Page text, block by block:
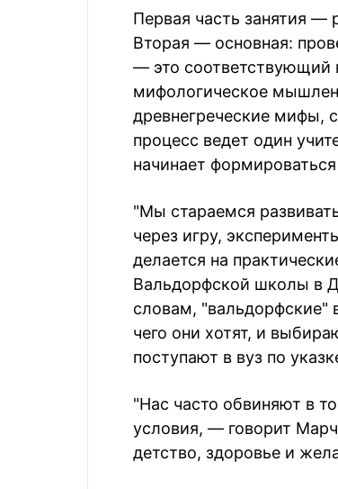
Первая часть занятия —
Вторая — основная:
— это соответствующий
мифологическое
древнегреческие мифы,
процесс ведет один
начинает
"Мы стараемся
через игру,
делается на
Вальдорфской школы в
словам, "вальдорфские"
чего они хотят, и
поступают в вуз по
"Нас часто обвиняют в
условия, — говорит
детство, здоровье и